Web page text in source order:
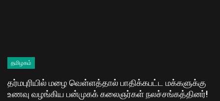
தமிழகம்
தர்மபுரியில் மழை வெள்ளத்தால் பாதிக்கபட்ட மக்களுக்கு
உணவு வழங்கிய பன்முகக் கலைஞர்கள் நலச்சங்கத்தினர்!